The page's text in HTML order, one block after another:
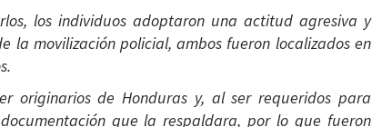
los individuos adoptaron una actitud agresiva y
la movilización policial, ambos fueron localizados en
originarios de Honduras y, al ser requeridos para
que la respaldara, por lo que fueron